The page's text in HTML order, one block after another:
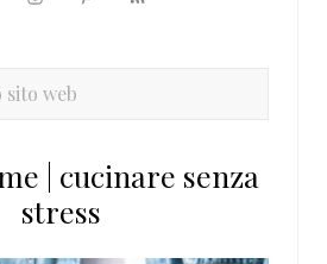
| cucinare senza
stress